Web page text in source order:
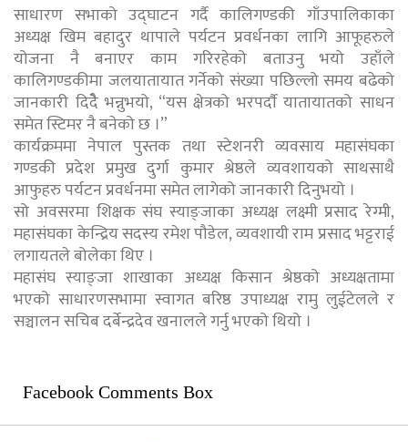
साधारण सभाको उद्घाटन गर्दै कालिगण्डकी गाँउपालिकाका
अध्यक्ष खिम बहादुर थापाले पर्यटन प्रवर्धनका लागि आफूहरुले
योजना नै बनाएर काम गरिरहेको बताउनु भयो उहाँले
कालिगण्डकीमा जलयातायात गर्नेको संख्या पछिल्लो समय बढेको
जानकारी दिदैे भन्नुभयो, “यस क्षेत्रको भरपर्दाै यातायातको साधन
समेत स्टिमर नै बनेको छ ।”
कार्यक्रममा नेपाल पुस्तक तथा स्टेशनरी व्यवसाय महासंघका
गण्डकी प्रदेश प्रमुख दुर्गा कुमार श्रेष्ठले व्यवशायको साथसाथै
आफुहरु पर्यटन प्रवर्धनमा समेत लागेको जानकारी दिनुभयो ।
सो अवसरमा शिक्षक संघ स्याङ्जाका अध्यक्ष लक्ष्मी प्रसाद रेग्मी,
महासंघका केन्द्रिय सदस्य रमेश पौडेल, व्यवशायी राम प्रसाद भट्टराई
लगायतले बोलेका थिए ।
महासंघ स्याङ्जा शाखाका अध्यक्ष किसान श्रेष्ठको अध्यक्षतामा
भएको साधारणसभामा स्वागत बरिष्ठ उपाध्यक्ष रामु लुईटेलले र
सञ्चालन सचिब दर्बेन्द्रदेव खनालले गर्नु भएको थियो ।
Facebook Comments Box